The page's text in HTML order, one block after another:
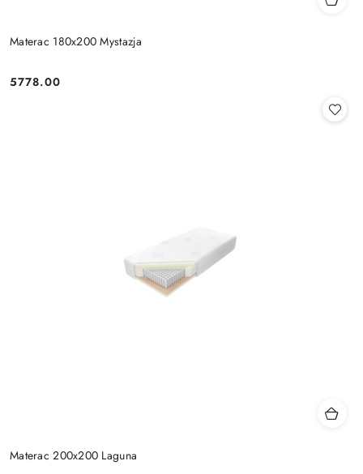
Materac 180x200 Mystazja
Cena:
5778.00
Materac 200x200 Laguna